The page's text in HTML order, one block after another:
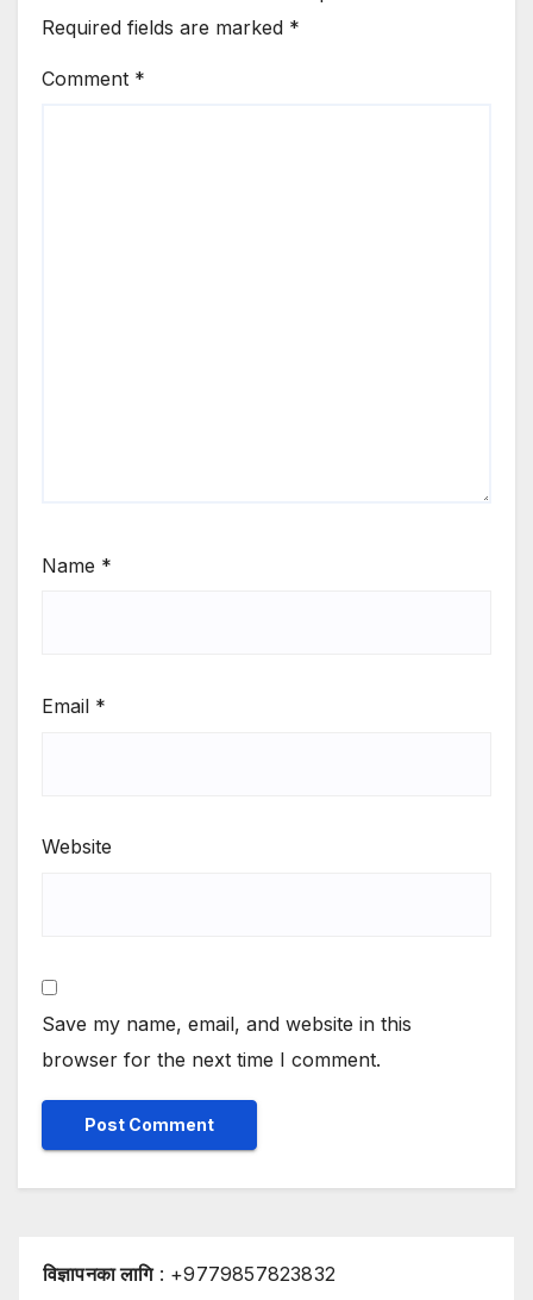
Required fields are marked *
Comment *
Name *
Email *
Website
Save my name, email, and website in this
browser for the next time I comment.
विज्ञापनका लागि: +9779857823832